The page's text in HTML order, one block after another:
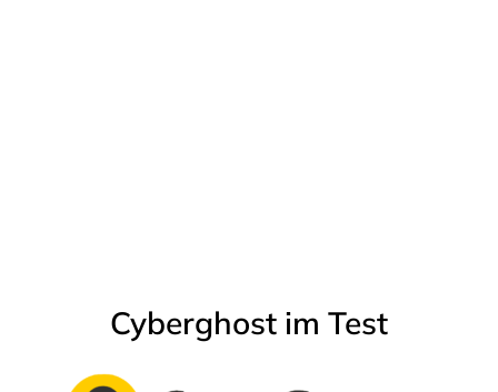
Cyberghost im Test